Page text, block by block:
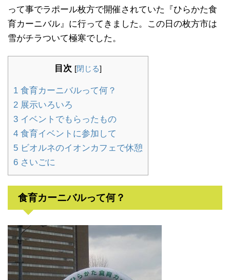
って事でラポール枚方で開催されていた『ひらかた食
育カーニバル』に行ってきました。この日の枚方市は
雪がチラついて極寒でした。
目次 [閉じる]
1 食育カーニバルって何？
2 展示いろいろ
3 イベントでもらったもの
4 食育イベントに参加して
5 ビオルネのイオンカフェで休憩
6 さいごに
食育カーニバルって何？